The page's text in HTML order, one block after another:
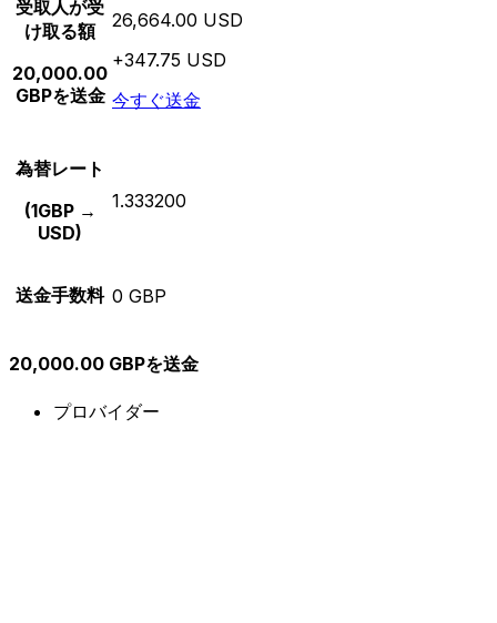
受取人が受
け取る額
20,000.00
GBPを送金
26,664.00 USD
+347.75 USD
今すぐ送金
為替レート
(1GBP →
USD)
1.333200
送金手数料 0 GBP
20,000.00 GBPを送金
プロバイダー